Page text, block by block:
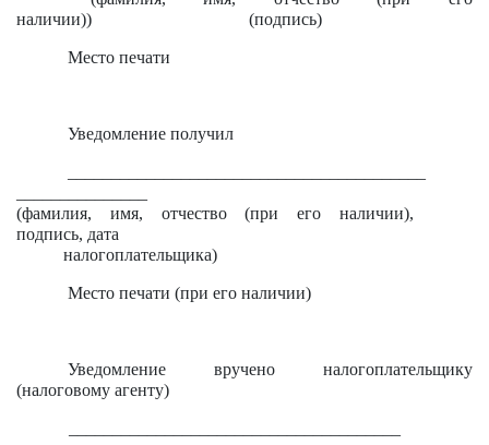
наличии)) (подпись)
Место печати
Уведомление получил
(фамилия, имя, отчество (при его наличии),
подпись, дата
налогоплательщика)
Место печати (при его наличии)
Уведомление вручено налогоплательщику
(налоговому агенту)